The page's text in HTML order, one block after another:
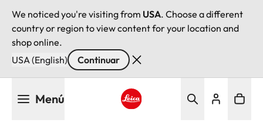
We noticed you're visiting from USA. Choose a different
country or region to view content for your location and
shop online.
USA (English)
Continuar
Menú